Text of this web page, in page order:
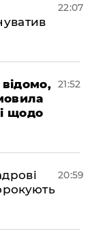
22:07
щодо
21:52
20:59